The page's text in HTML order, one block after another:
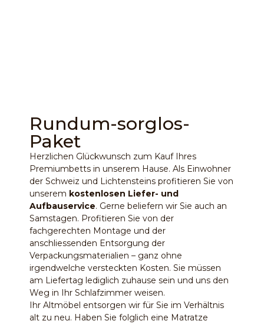
Rundum-sorglos-
Paket
Herzlichen Glückwunsch zum Kauf Ihres
Premiumbetts in unserem Hause. Als Einwohner
der Schweiz und Lichtensteins profitieren Sie von
unserem kostenlosen Liefer- und
Aufbauservice. Gerne beliefern wir Sie auch an
Samstagen. Profitieren Sie von der
fachgerechten Montage und der
anschliessenden Entsorgung der
Verpackungsmaterialien – ganz ohne
irgendwelche versteckten Kosten. Sie müssen
am Liefertag lediglich zuhause sein und uns den
Weg in Ihr Schlafzimmer weisen.
Ihr Altmöbel entsorgen wir für Sie im Verhältnis
alt zu neu. Haben Sie folglich eine Matratze